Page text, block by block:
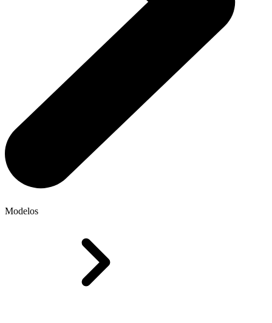
Modelos